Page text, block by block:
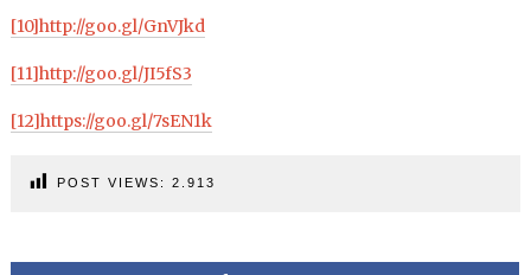
[10]http://goo.gl/GnVJkd
[11]http://goo.gl/JI5fS3
[12]https://goo.gl/7sEN1k
POST VIEWS: 2.913